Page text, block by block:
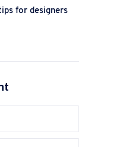
for designers